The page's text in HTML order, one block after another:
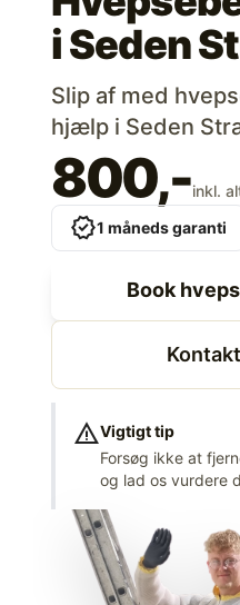
iSeden
Slip af med
hjælp i Seden
800,-inkl.
verified1 måneds garanti
Book
warningVigtigt tip
Forsøg ikke at
og lad os vurdere